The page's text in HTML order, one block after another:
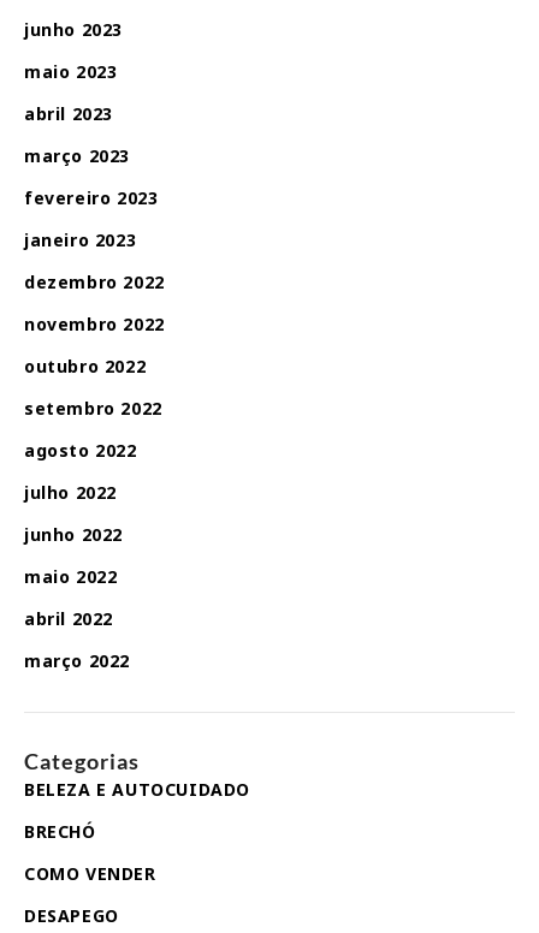
junho 2023
maio 2023
abril 2023
março 2023
fevereiro 2023
janeiro 2023
dezembro 2022
novembro 2022
outubro 2022
setembro 2022
agosto 2022
julho 2022
junho 2022
maio 2022
abril 2022
março 2022
Categorias
BELEZA E AUTOCUIDADO
BRECHÓ
COMO VENDER
DESAPEGO